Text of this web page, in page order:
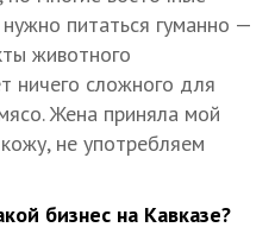
питаться гуманно —
животного
ничего сложного для
Жена приняла мой
не употребляем
бизнес на Кавказе?